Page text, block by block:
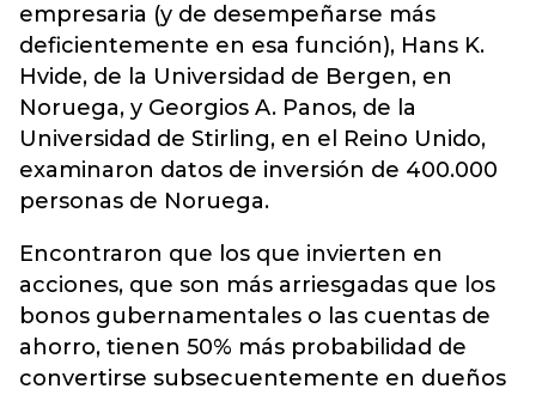
empresaria (y de desempeñarse más
deficientemente en esa función), Hans K.
Hvide, de la Universidad de Bergen, en
Noruega, y Georgios A. Panos, de la
Universidad de Stirling, en el Reino Unido,
examinaron datos de inversión de 400.000
personas de Noruega.
Encontraron que los que invierten en
acciones, que son más arriesgadas que los
bonos gubernamentales o las cuentas de
ahorro, tienen 50% más probabilidad de
convertirse subsecuentemente en dueños